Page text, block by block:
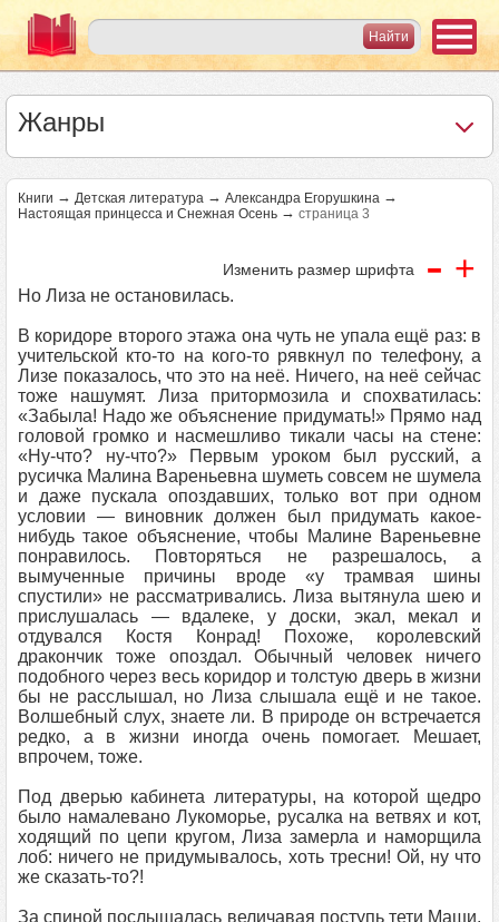
Жанры
Книги → Детская литература → Александра Егорушкина →
Настоящая принцесса и Снежная Осень → страница 3
Изменить размер шрифта - +
Но Лиза не остановилась.
В коридоре второго этажа она чуть не упала ещё раз: в
учительской кто-то на кого-то рявкнул по телефону, а
Лизе показалось, что это на неё. Ничего, на неё сейчас
тоже нашумят. Лиза притормозила и спохватилась:
«Забыла! Надо же объяснение придумать!» Прямо над
головой громко и насмешливо тикали часы на стене:
«Ну-что? ну-что?» Первым уроком был русский, а
русичка Малина Вареньевна шуметь совсем не шумела
и даже пускала опоздавших, только вот при одном
условии — виновник должен был придумать какое-
нибудь такое объяснение, чтобы Малине Вареньевне
понравилось. Повторяться не разрешалось, а
вымученные причины вроде «у трамвая шины
спустили» не рассматривались. Лиза вытянула шею и
прислушалась — вдалеке, у доски, экал, мекал и
отдувался Костя Конрад! Похоже, королевский
дракончик тоже опоздал. Обычный человек ничего
подобного через весь коридор и толстую дверь в жизни
бы не расслышал, но Лиза слышала ещё и не такое.
Волшебный слух, знаете ли. В природе он встречается
редко, а в жизни иногда очень помогает. Мешает,
впрочем, тоже.
Под дверью кабинета литературы, на которой щедро
было намалевано Лукоморье, русалка на ветвях и кот,
ходящий по цепи кругом, Лиза замерла и наморщила
лоб: ничего не придумывалось, хоть тресни! Ой, ну что
же сказать-то?!
За спиной послышалась величавая поступь тети Маши,